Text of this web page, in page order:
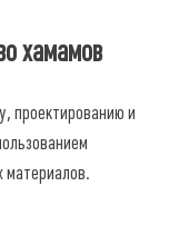
хамамов
проектированию и
материалов.